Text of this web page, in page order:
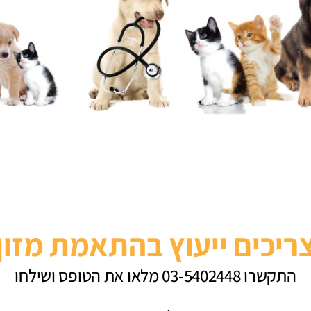
ייעוץ בהתאמת
התקשרו 03-5402448 מלאו את הטופס ושילחו